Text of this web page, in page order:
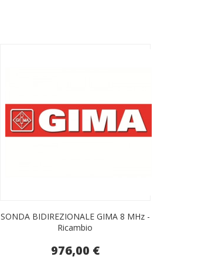
SONDA BIDIREZIONALE GIMA 8 MHz -
Ricambio
976,00 €